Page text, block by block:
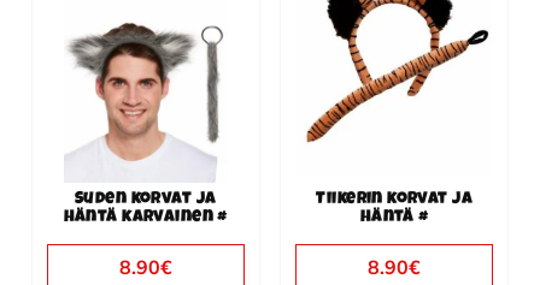
Suden korvat ja
häntä karvainen #
8.90€
Tiikerin korvat ja
häntä #
8.90€